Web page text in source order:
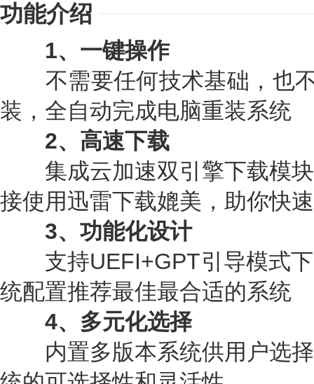
功能介绍
1、一键操作
不需要任何技术基础，也不
装，全自动完成电脑重装系统
2、高速下载
集成云加速双引擎下载模块
接使用迅雷下载媲美，助你快
3、功能化设计
支持UEFI+GPT引导模式下
统配置推荐最佳最合适的系统
4、多元化选择
内置多版本系统供用户选择